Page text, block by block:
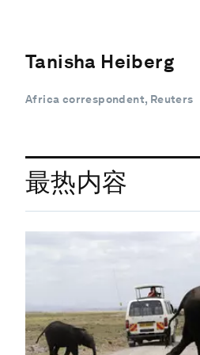
Tanisha Heiberg
Africa correspondent, Reuters
最热内容